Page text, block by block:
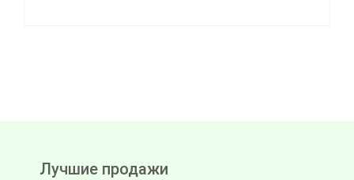
Лучшие продажи